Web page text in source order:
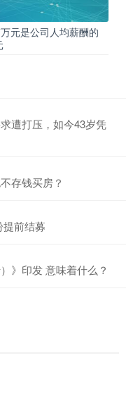
元是公司人均薪酬的
遭打压，如今43岁凭
存钱买房？
前结募
》印发 意味着什么？